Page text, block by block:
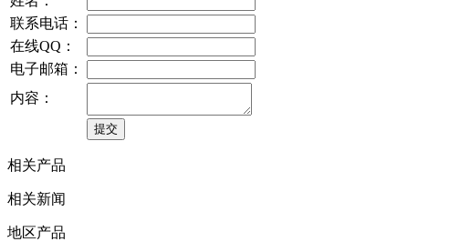
联系电话：
在线QQ：
电子邮箱：
内容：
相关产品
相关新闻
地区产品